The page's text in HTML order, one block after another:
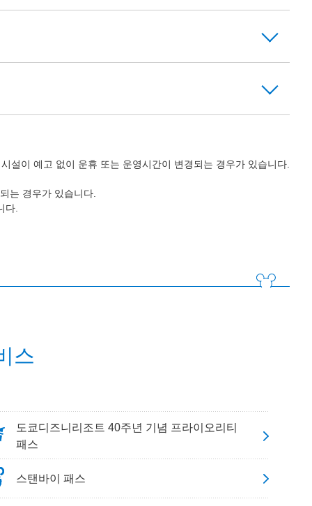
설이 예고 없이 운휴 또는 운영시간이 변경되는 경우가 있습니다.
는 경우가 있습니다.
다.
스
도쿄디즈니리조트 40주년 기념 프라이오리티
패스
스탠바이 패스